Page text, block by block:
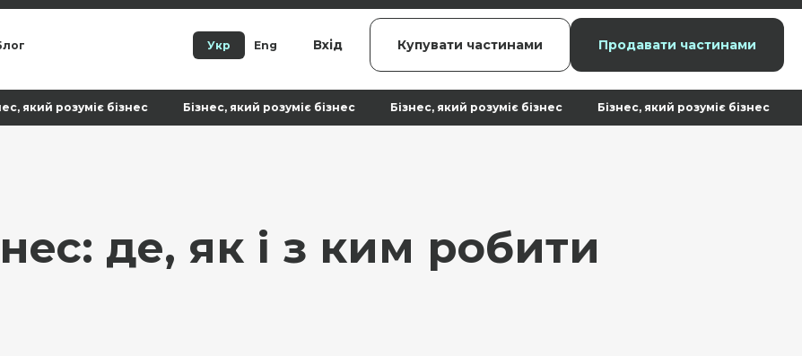
Укр Eng Вхід Купувати частинами Продавати частинами
Бізнес, який розуміє бізнес Бізнес, який розуміє бізнес Бізнес, який розуміє бізнес Бізнес,
де, як і з ким робити